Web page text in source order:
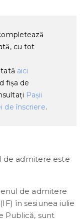
cu tot
aici
fişa de
Paşii
de înscriere.
de admitere este
de admitere
în sesiunea iulie
Publică, sunt